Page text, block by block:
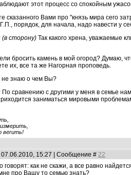
этот процесс со спокойным
сказанного Вами про "князь мира сего
порядок, для начала, надо навести у
(в сторону) Так какого хрена, уважаемые
бросить камень в мой огород? Думаю,
их, все та же Нагорная проповедь.
не знаю о чем Вы?
По сравнению с другими у меня в семье
заниматься мировыми
веrить!
15:27 | Сообщение # 22
говорят: как не скажи, а все равно
про Вашу то семью знать?